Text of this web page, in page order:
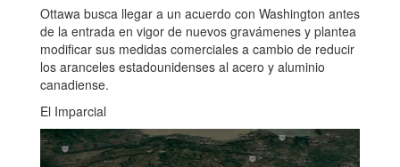
Ottawa busca llegar a un acuerdo con Washington antes
de la entrada en vigor de nuevos gravámenes y plantea
modificar sus medidas comerciales a cambio de reducir
los aranceles estadounidenses al acero y aluminio
canadiense.
El Imparcial